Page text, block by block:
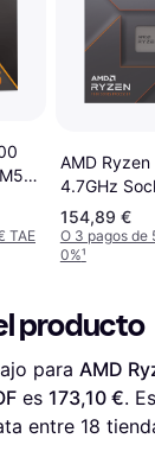
TAE
AMD
4.7GHz
Box
154,89 €
O 3 pagos de
0%¹
producto
para AMD
es 173,10 €.
entre 18